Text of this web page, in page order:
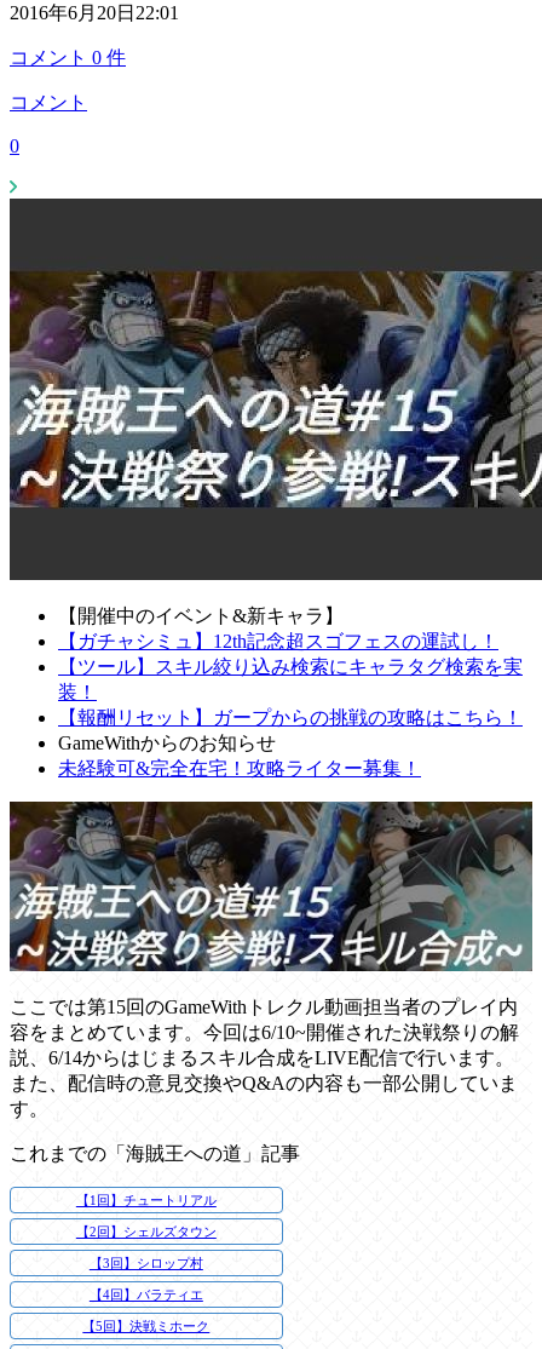
2016年6月20日22:01
コメント 0 件
コメント
0
【開催中のイベント&新キャラ】
【ガチャシミュ】12th記念超スゴフェスの運試し！
【ツール】スキル絞り込み検索にキャラタグ検索を実
装！
【報酬リセット】ガープからの挑戦の攻略はこちら！
GameWithからのお知らせ
未経験可&完全在宅！攻略ライター募集！
ここでは第15回のGameWithトレクル動画担当者のプレイ内
容をまとめています。今回は6/10~開催された決戦祭りの解
説、6/14からはじまるスキル合成をLIVE配信で行います。
また、配信時の意見交換やQ&Aの内容も一部公開していま
す。
これまでの「海賊王への道」記事
【1回】チュートリアル
【2回】シェルズタウン
【3回】シロップ村
【4回】バラティエ
【5回】決戦ミホーク